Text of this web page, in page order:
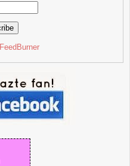
FeedBurner